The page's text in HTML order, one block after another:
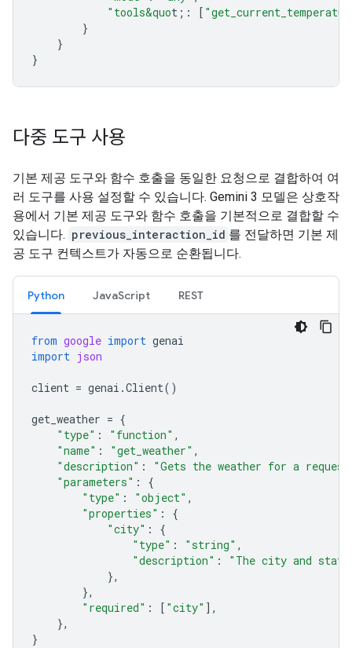
"tools&quot; : [
}
}
}
다중 도구 사용
기본 제공 도구와 함수 호출을 동일한 요청으로 결합하여 여
러 도구를 사용 설정할 수 있습니다. Gemini 3 모델은 상호작
용에서 기본 제공 도구와 함수 호출을 기본적으로 결합할 수
있습니다. previous_interaction_id 를 전달하면 기본 제
공 도구 컨텍스트가 자동으로 순환됩니다.
Python JavaScript REST
from google import genai
import json
client = genai .Client()
get_weather = {
"type" : "function" ,
"name" : "get_weather" ,
"description" :
"Gets the weather for a
"parameters" :
{
"type" : "object" ,
"properties" :
{
"city" :
{
"type" : "string" ,
"description" :
"The city and
},
},
"required" : [ "city" ],
},
}